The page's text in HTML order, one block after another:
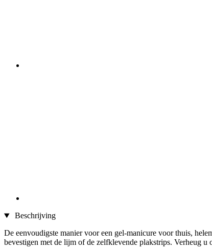
Beschrijving
De eenvoudigste manier voor een gel-manicure voor thuis,
bevestigen met de lijm of de zelfklevende plakstrips. Verheug